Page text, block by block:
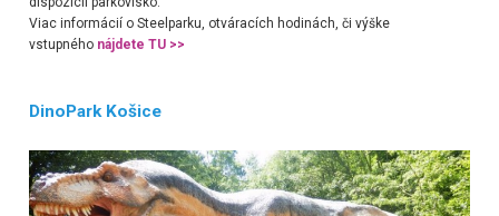
Viac informácií o Steelparku, otváracích hodinách, či výške
vstupného nájdete TU >>
DinoPark Košice